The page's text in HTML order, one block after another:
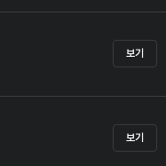
보기
보기